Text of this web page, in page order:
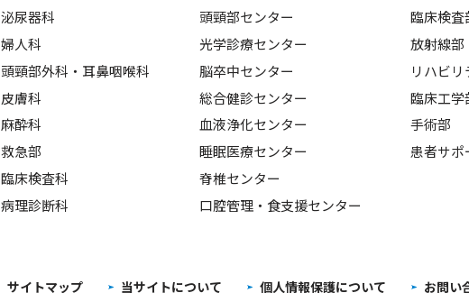
泌尿器科
婦人科
頭頸部外科・耳鼻咽喉科
皮膚科
麻酔科
救急部
臨床検査科
病理診断科
頭頸部センター
光学診療センター
脳卒中センター
総合健診センター
血液浄化センター
睡眠医療センター
脊椎センター
口腔管理・食支援センター
臨床検査
放射線部
リハビ
臨床工学
手術部
患者サポ
サイトマップ 当サイトについて 個人情報保護について お問い